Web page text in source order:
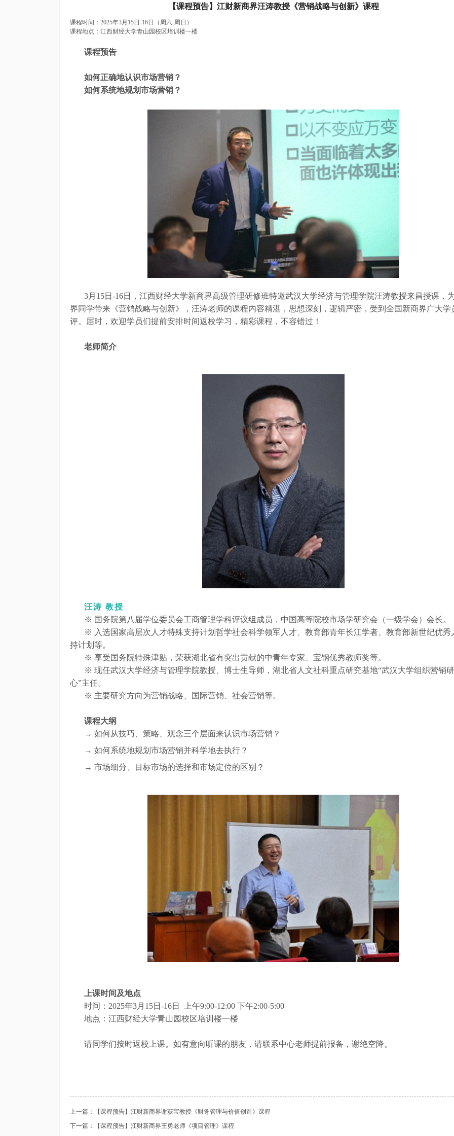
【课程预告】江财新商界汪涛教授《营销战略与创新》课程
课程时间：2025年3月15日-16日（周六-周日）
课程地点：江西财经大学青山园校区培训楼一楼
课程预告
如何正确地认识市场营销？
如何系统地规划市场营销？
3月15日-16日，江西财经大学新商界高级管理研修班特邀武汉大学经济与管理学院汪涛教授来昌授课，
界同学带来《营销战略与创新》，汪涛老师的课程内容精湛，思想深刻，逻辑严密，受到全国新商界广大学
评。届时，欢迎学员们提前安排时间返校学习，精彩课程，不容错过！
老师简介
汪涛 教授
※ 国务院第八届学位委员会工商管理学科评议组成员，中国高等院校市场学研究会（一级学会）会长。
※ 入选国家高层次人才特殊支持计划哲学社会科学领军人才、教育部青年长江学者、教育部新世纪优秀
持计划等。
※ 享受国务院特殊津贴，荣获湖北省有突出贡献的中青年专家、宝钢优秀教师奖等。
※ 现任武汉大学经济与管理学院教授、博士生导师，湖北省人文社科重点研究基地“武汉大学组织营销
心”主任。
※ 主要研究方向为营销战略、国际营销、社会营销等。
课程大纲
→ 如何从技巧、策略、观念三个层面来认识市场营销？
→ 如何系统地规划市场营销并科学地去执行？
→ 市场细分、目标市场的选择和市场定位的区别？
上课时间及地点
时间： 2025年3月15日-16日 上午9:00-12:00 下午2:00-5:00
地点：江西财经大学青山园校区培训楼一楼
请同学们按时返校上课。如有意向听课的朋友，请联系中心老师提前报备，谢绝空降。
上一篇：【课程预告】江财新商界谢获宝教授《财务管理与价值创造》课程
下一篇：【课程预告】江财新商界王勇老师《项目管理》课程